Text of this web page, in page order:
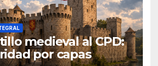
medieval al CPD:
por capas